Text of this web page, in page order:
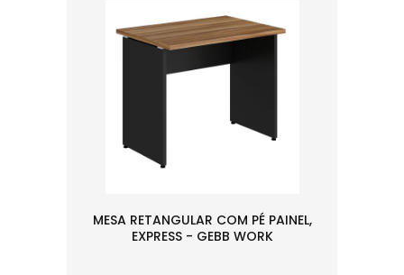
MESA RETANGULAR COM PÉ PAINEL,
EXPRESS - GEBB WORK